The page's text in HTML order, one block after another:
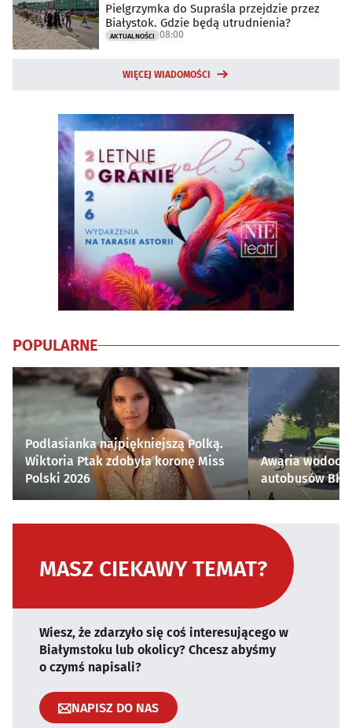
Pielgrzymka do Supraśla przejdzie przez
Białystok. Gdzie będą utrudnienia?
AKTUALNOŚCI 08:00
WIĘCEJ WIADOMOŚCI
POPULARNE
Podlasianka najpiękniejszą Polką.
Wiktoria Ptak zdobyła koronę Miss
Polski 2026
Awaria
autobusów
MASZ CIEKAWY TEMAT?
Wiesz, że zdarzyło się coś interesującego w
Białymstoku lub okolicy? Chcesz abyśmy
o czymś napisali?
NAPISZ DO NAS